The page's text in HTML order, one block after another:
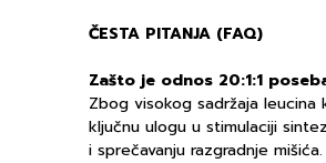
ČESTA PITANJA (FAQ)
Zašto je odnos 20:1:1
Zbog visokog sadržaja leucina
ključnu ulogu u stimulaciji
i sprečavanju razgradnje mišića.